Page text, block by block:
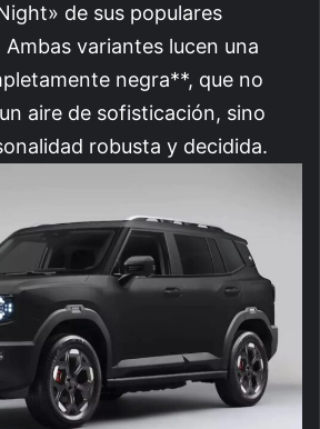
de sus populares
variantes lucen una
negra**, que no
aire de sofisticación, sino
robusta y decidida.